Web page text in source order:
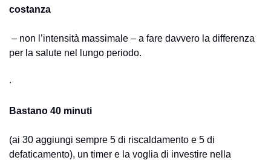
costanza
per la salute nel lungo periodo.
·
Bastano 40 minuti
(ai 30 aggiungi sempre 5 di riscaldamento e 5 di
defaticamento), un timer e la voglia di investire nella